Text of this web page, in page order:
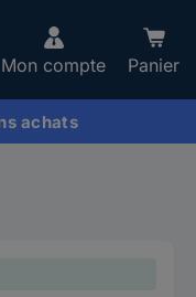
Mon compte Panier
achats